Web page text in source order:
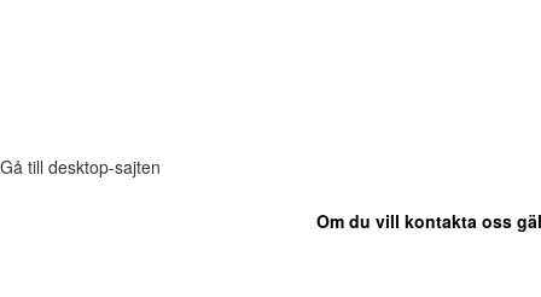
Gå till desktop-sajten
Om du vill kontakta oss